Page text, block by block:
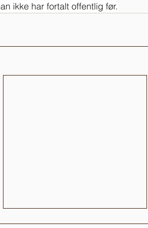
ikke har fortalt offentlig før.